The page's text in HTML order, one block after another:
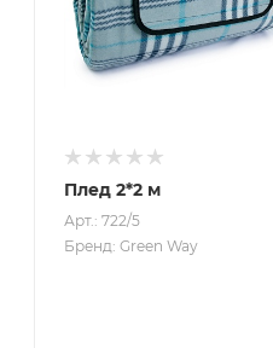
Плед 2*2 м
Арт.: 722/5
Бренд: Green Way